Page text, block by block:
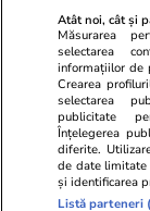
© 2026
Atât noi, cât și
Măsurarea
selectarea
informațiilor de
Crearea
selectarea
publicitate
Înțelegerea
diferite.
de date limitate
și identificarea
Listă parteneri